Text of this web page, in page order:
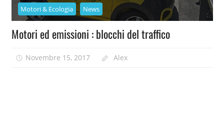
Motori & Ecologia News
Motori ed emissioni : blocchi del traffico
Novembre 15, 2017 Alex